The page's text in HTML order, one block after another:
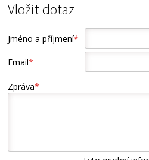
Vložit dotaz
Jméno a příjmení*
Email*
Zpráva*